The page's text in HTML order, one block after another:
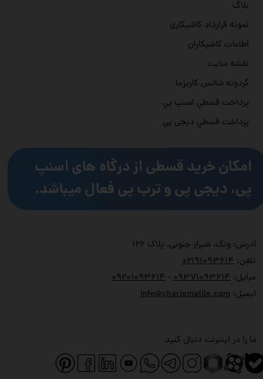
ما را در اینترنت دنبال کنید
آدرس: ونک، شیراز جنوبی، پلاک ۱۲۶
تلفن:
۰۲۱۹۱۰۹۳۶۱۴
مبایل:
۰۹۳۷۱۰۹۳۶۱۴ - ۰۹۲۰۱۰۹۳۶۱۴
ایمیل:info@charismatile.com
بلاگ
نمونه قرارداد کاشیکاری
اطاعات کاشیکاران
نقشه سایت
گردونه شانس کاریزما
پرداخت قسطي اسنپ پي
پرداخت قسطي دیجی پي
امکان خرید قسطی از درگاه های اسنپ
پی، دیجی پی و ترب پی فعال میباشد.